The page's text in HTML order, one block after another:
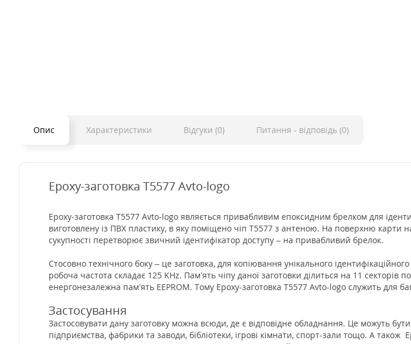
Опис Характеристики Відгуки (0) Питання - відповідь (0)
Epoxy-заготовка Т5577 Avto-logo
Epoxy-заготовка T5577 Avto-logo являється привабливим епоксидним брелком для
виготовлену із ПВХ пластику, в яку поміщено чіп T5577 з антеною. На поверхню
сукупності перетворює звичний ідентифікатор доступу – на привабливий брелок.
Стосовно технічного боку – це заготовка, для копіювання унікального
робоча частота складає 125 KHz. Пам’ять чіпу даної заготовки ділиться на 11
енергонезалежна пам’ять EEPROM. Тому Epoxy-заготовка T5577 Avto-logo служить для
Застосування
Застосовувати дану заготовку можна всюди, де є відповідне обладнання. Це можуть
підприємства, фабрики та заводи, бібліотеки, ігрові кімнати, спорт-зали тощо. А